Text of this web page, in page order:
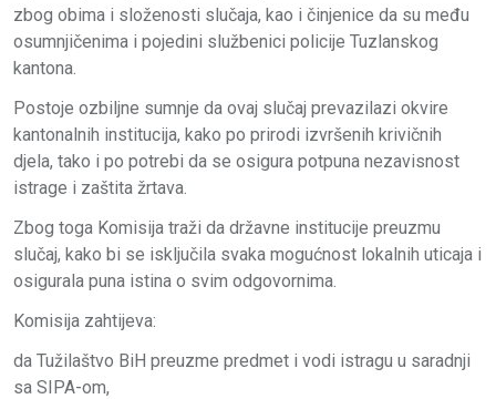
zbog obima i složenosti slučaja, kao i činjenice da su među
osumnjičenima i pojedini službenici policije Tuzlanskog
kantona.
Postoje ozbiljne sumnje da ovaj slučaj prevazilazi okvire
kantonalnih institucija, kako po prirodi izvršenih krivičnih
djela, tako i po potrebi da se osigura potpuna nezavisnost
istrage i zaštita žrtava.
Zbog toga Komisija traži da državne institucije preuzmu
slučaj, kako bi se isključila svaka mogućnost lokalnih uticaja i
osigurala puna istina o svim odgovornima.
Komisija zahtijeva:
da Tužilaštvo BiH preuzme predmet i vodi istragu u saradnji
sa SIPA-om,